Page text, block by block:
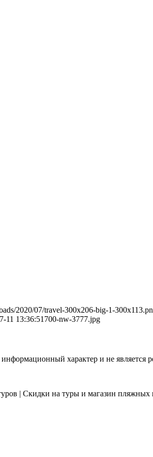
2020/07/travel-300x206-big-1-
11 13:36:51 700-nw-3777.jpg
характер и не
| Скидки на туры и магазин пляжных